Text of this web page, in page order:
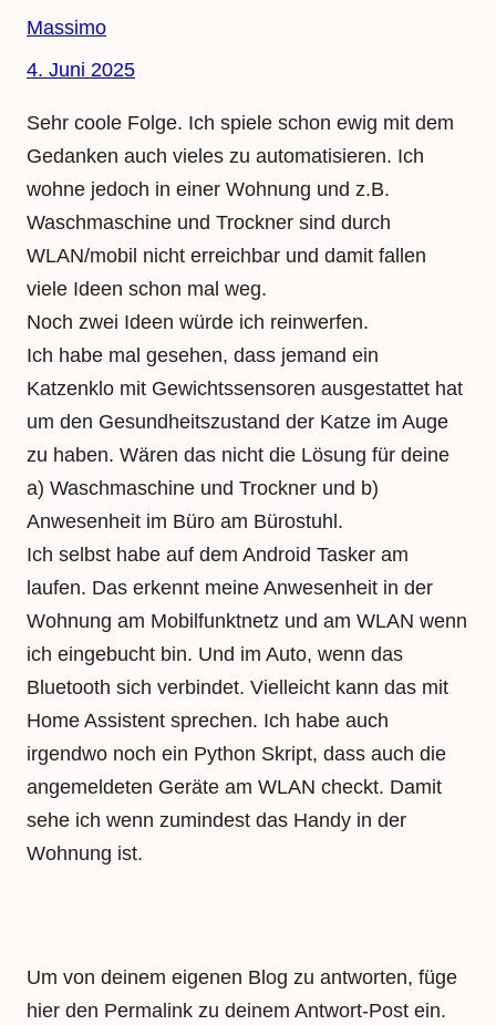
Massimo
4. Juni 2025
Sehr coole Folge. Ich spiele schon ewig mit dem
Gedanken auch vieles zu automatisieren. Ich
wohne jedoch in einer Wohnung und z.B.
Waschmaschine und Trockner sind durch
WLAN/mobil nicht erreichbar und damit fallen
viele Ideen schon mal weg.
Noch zwei Ideen würde ich reinwerfen.
Ich habe mal gesehen, dass jemand ein
Katzenklo mit Gewichtssensoren ausgestattet hat
um den Gesundheitszustand der Katze im Auge
zu haben. Wären das nicht die Lösung für deine
a) Waschmaschine und Trockner und b)
Anwesenheit im Büro am Bürostuhl.
Ich selbst habe auf dem Android Tasker am
laufen. Das erkennt meine Anwesenheit in der
Wohnung am Mobilfunktnetz und am WLAN wenn
ich eingebucht bin. Und im Auto, wenn das
Bluetooth sich verbindet. Vielleicht kann das mit
Home Assistent sprechen. Ich habe auch
irgendwo noch ein Python Skript, dass auch die
angemeldeten Geräte am WLAN checkt. Damit
sehe ich wenn zumindest das Handy in der
Wohnung ist.
Um von deinem eigenen Blog zu antworten, füge
hier den Permalink zu deinem Antwort-Post ein.